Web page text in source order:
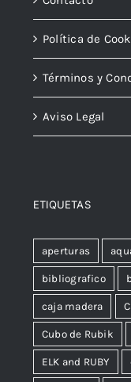
Política de
Términos y
Aviso Legal
ETIQUETAS
aperturas
bibliografico
caja madera
Cubo de Rubik
ELK and RUBY